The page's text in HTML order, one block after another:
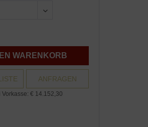
WARENKORB
ANFRAGEN
€ 14.152,30